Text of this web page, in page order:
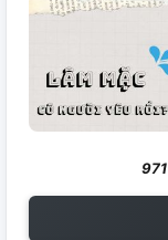
971